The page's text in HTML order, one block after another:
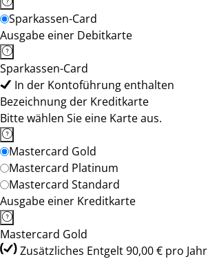
Sparkassen-Card
Ausgabe einer Debitkarte
Sparkassen-Card
In der Kontoführung enthalten
Bezeichnung der Kreditkarte
Bitte wählen Sie eine Karte aus.
Mastercard Gold
Mastercard Platinum
Mastercard Standard
Ausgabe einer Kreditkarte
Mastercard Gold
Zusätzliches Entgelt 90,00 € pro Jahr